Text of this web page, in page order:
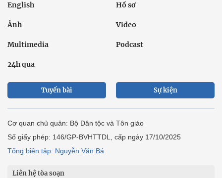
English Hồ sơ
Ảnh Video
Multimedia Podcast
24h qua
Tuyến bài Sự kiện
Cơ quan chủ quản: Bộ Dân tộc và Tôn giáo
Số giấy phép: 146/GP-BVHTTDL, cấp ngày 17/10/2025
Tổng biên tập: Nguyễn Văn Bá
Liên hệ tòa soạn